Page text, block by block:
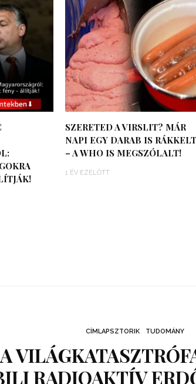
SZERETED A VIRSLIT? MÁR
NAPI EGY DARAB IS
– A WHO IS MEGSZÓLALT!
1 ÉV EZELŐTT
CÍMLAPSZTORIK TUDOMÁNY
RADIOAKTÍV